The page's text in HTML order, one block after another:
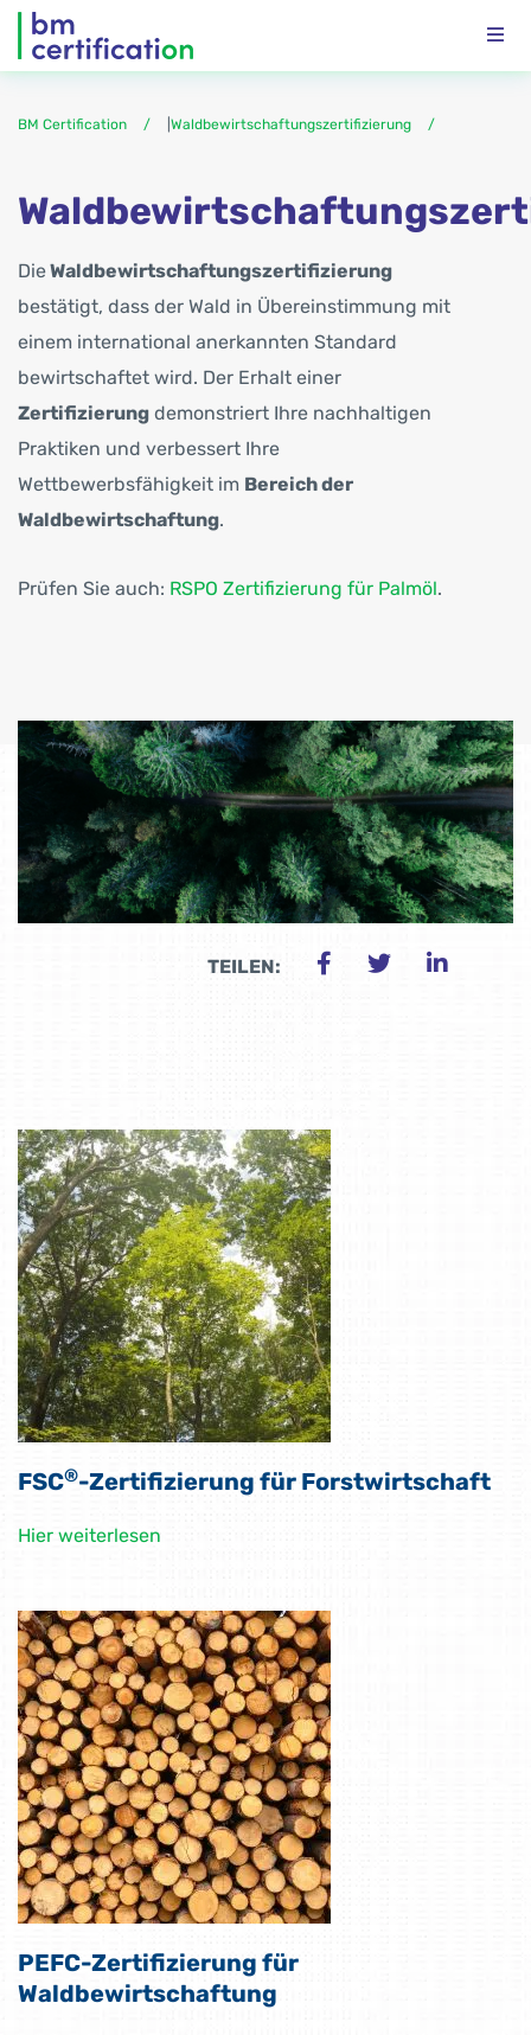
BM Certification Waldbewirtschaftungszertifizierung
DieWaldbewirtschaftungszertifizierung
bestätigt, dass der Wald in Übereinstimmung mit
einem international anerkannten Standard
bewirtschaftet wird. Der Erhalt einer
Zertifizierung demonstriert Ihre nachhaltigen
Praktiken und verbessert Ihre
Wettbewerbsfähigkeit im Bereich der
Waldbewirtschaftung.
Prüfen Sie auch: RSPO Zertifizierung für Palmöl.
TEILEN:
FSC®-Zertifizierung für Forstwirtschaft
Hier weiterlesen
PEFC-Zertifizierung für
Waldbewirtschaftung